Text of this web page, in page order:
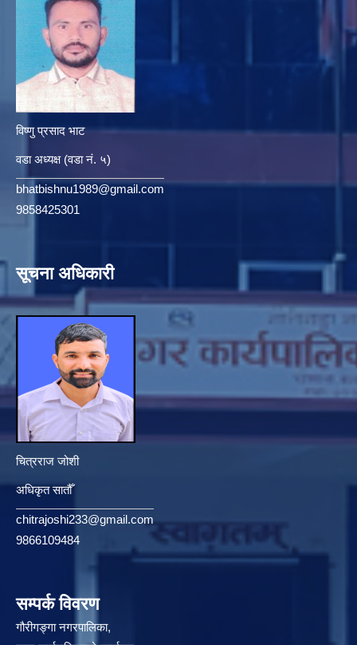
विष्णु प्रसाद भाट
वडा अध्यक्ष (वडा नं. ५)
bhatbishnu1989@gmail.com
9858425301
सूचना अधिकारी
चित्रराज जोशी
अधिकृत सातौँ
chitrajoshi233@gmail.com
9866109484
सम्पर्क विवरण
गौरीगङ्गा नगरपालिका,